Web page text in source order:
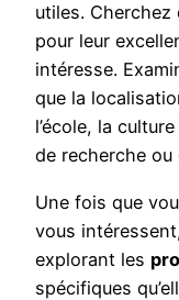
utiles.
pour leur
intéresse.
que la
l’école, la
de recherche ou
Une fois que
vous
explorant les
spécifiques